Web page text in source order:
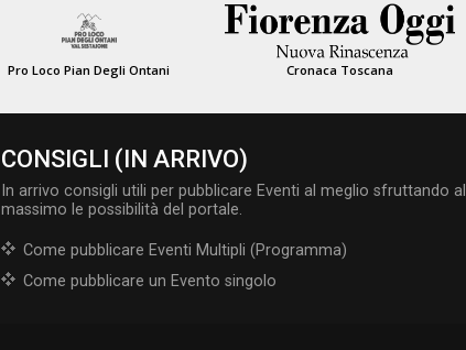
Pro Loco Pian Degli Ontani Cronaca Toscana
CONSIGLI (IN ARRIVO)
In arrivo consigli utili per pubblicare Eventi al meglio sfruttando al
massimo le possibilità del portale.
Come pubblicare Eventi Multipli (Programma)
Come pubblicare un Evento singolo